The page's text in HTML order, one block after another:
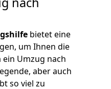
bietet eine
um Ihnen die
Umzug nach
aber auch
so viel zu